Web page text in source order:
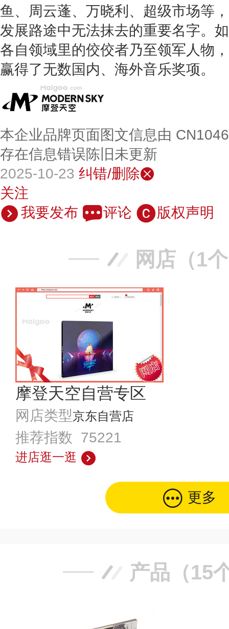
鱼、周云蓬、万晓利、超级市场等
发展路途中无法抹去的重要名字。
各自领域里的佼佼者乃至领军人物
赢得了无数国内、海外音乐奖项。
本企业品牌页面图文信息由
存在信息错误陈旧未更新
2025-10-23 纠错/删除
关注
我要发布
评论 版权声明
网店（1
摩登天空自营专区
网店类型京东自营店
推荐指数 75221
进店逛一逛
更多
产品（15